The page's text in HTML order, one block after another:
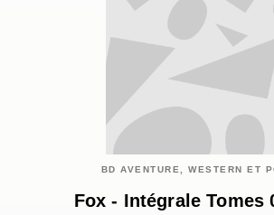
BD AVENTURE, WESTERN ET
Fox - Intégrale Tomes